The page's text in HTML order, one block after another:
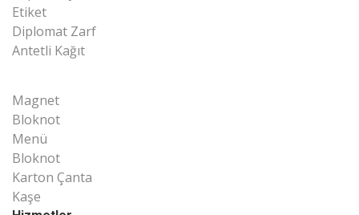
Etiket
Diplomat Zarf
Antetli Kağıt
Magnet
Bloknot
Menü
Bloknot
Karton Çanta
Kaşe